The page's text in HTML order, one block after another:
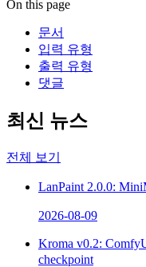
On this page
문서
입력 유형
출력 유형
댓글
최신 뉴스
전체 보기
LanPaint 2.0.0:
2026-08-09
Kroma v0.2:
checkpoint